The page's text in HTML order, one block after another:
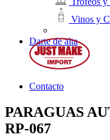
Vinos y
Darte de alta
Contacto
PARAGUAS
RP-067